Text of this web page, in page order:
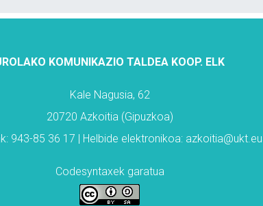
KOMUNIKAZIO TALDEA KOOP. ELK
Kale Nagusia, 62
20720 Azkoitia (Gipuzkoa)
943-85 36 17 | Helbide elektronikoa:
Codesyntaxek garatua